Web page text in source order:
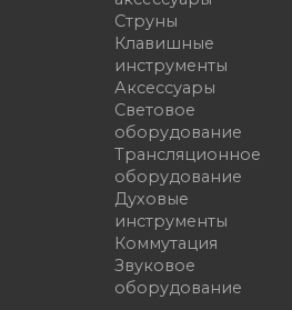
Струны
Клавишные
инструменты
Аксессуары
Световое
оборудование
Трансляционное
оборудование
Духовые
инструменты
Коммутация
Звуковое
оборудование